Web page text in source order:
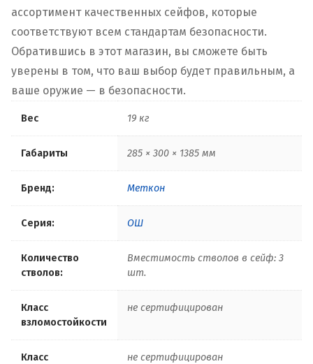
ассортимент качественных сейфов, которые
соответствуют всем стандартам безопасности.
Обратившись в этот магазин, вы сможете быть
уверены в том, что ваш выбор будет правильным, а
ваше оружие — в безопасности.
Вес 19 кг
Габариты 285 × 300 × 1385 мм
Бренд: Меткон
Серия: ОШ
Количество
стволов:
Вместимость стволов в сейф: 3
шт.
Класс
взломостойкости
не сертифицирован
Класс
не сертифицирован